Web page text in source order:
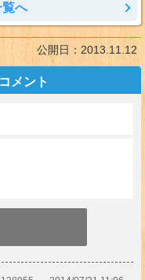
覧へ
公開日： 2013.11.12
メント